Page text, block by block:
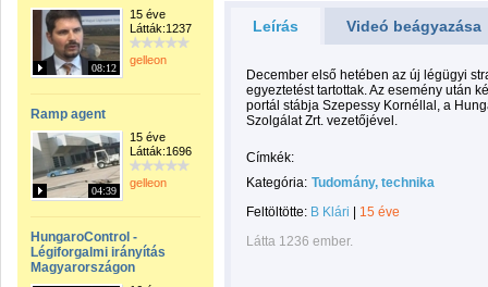
08:12
15 éve
Látták:1237
gelleon
Ramp agent
04:39
15 éve
Látták:1696
gelleon
HungaroControl -
Légiforgalmi irányítás
Magyarországon
Leírás Videó beágyazása
December első hetében az új légügyi
egyeztetést tartottak. Az esemény után
portál stábja Szepessy Kornéllal, a
Szolgálat Zrt. vezetőjével.
Címkék:
Kategória: Tudomány, technika
Feltöltötte: B Klári
15 éve
Látta 1236 ember.